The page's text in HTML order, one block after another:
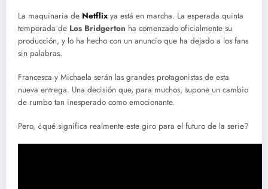
La maquinaria de Netflix ya está en marcha. La esperada quinta
temporada de Los Bridgerton ha comenzado oficialmente su
producción, y lo ha hecho con un anuncio que ha dejado a los fans
sin palabras.
Francesca y Michaela serán las grandes protagonistas de esta
nueva entrega. Una decisión que, para muchos, supone un cambio
de rumbo tan inesperado como emocionante.
Pero, ¿qué significa realmente este giro para el futuro de la serie?